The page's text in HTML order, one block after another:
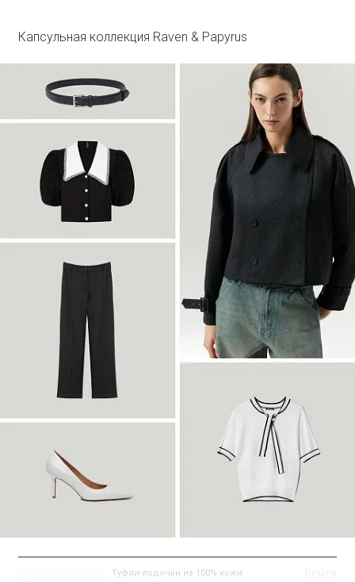
SALE
Войти
Джинсовый жилет с леопардовым
принтом
GL112/lewpard
SALE
Войти
Капсульная коллекция Raven & Papyrus
Туфли-лодочки из 100% кожи Войти